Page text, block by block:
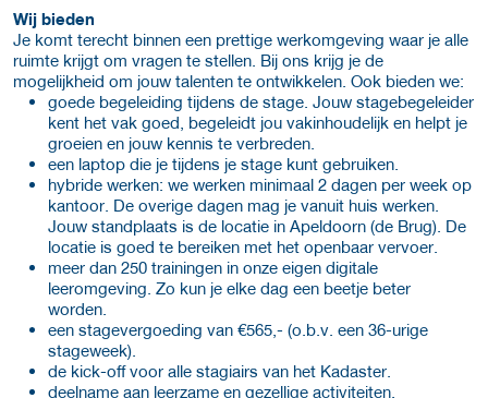
Wij bieden
Je komt terecht binnen een prettige werkomgeving waar je alle
ruimte krijgt om vragen te stellen. Bij ons krijg je de
mogelijkheid om jouw talenten te ontwikkelen. Ook bieden we:
goede begeleiding tijdens de stage. Jouw stagebegeleider
kent het vak goed, begeleidt jou vakinhoudelijk en helpt je
groeien en jouw kennis te verbreden.
een laptop die je tijdens je stage kunt gebruiken.
hybride werken: we werken minimaal 2 dagen per week op
kantoor. De overige dagen mag je vanuit huis werken.
Jouw standplaats is de locatie in Apeldoorn (de Brug). De
locatie is goed te bereiken met het openbaar vervoer.
meer dan 250 trainingen in onze eigen digitale
leeromgeving. Zo kun je elke dag een beetje beter
worden.
een stagevergoeding van €565,- (o.b.v. een 36-urige
stageweek).
de kick-off voor alle stagiairs van het Kadaster.
deelname aan leerzame en gezellige activiteiten,